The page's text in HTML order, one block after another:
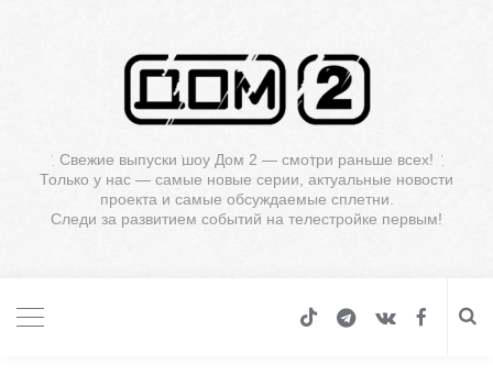
Свежие выпуски шоу Дом 2 — смотри раньше всех!
Только у нас — самые новые серии, актуальные новости
проекта и самые обсуждаемые сплетни.
Следи за развитием событий на телестройке первым!